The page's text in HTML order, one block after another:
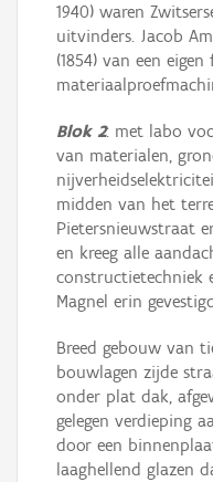
1940) waren
uitvinders. Jacob
(1854) van een
Blok 2: met labo
van materialen,
midden van het
Pietersnieuwstraat
en kreeg alle
constructietechniek
Magnel erin
Breed gebouw van
bouwlagen zijde
onder plat dak,
gelegen verdieping
door een
laaghellend glazen